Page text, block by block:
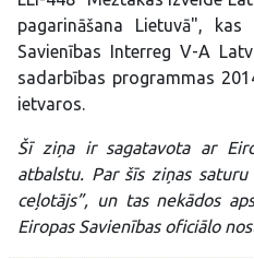
pagarināšana Lietuvā",
Savienības Interreg V-A
sadarbības programmas
ietvaros.
Šī ziņa ir sagatavota ar
atbalstu. Par šīs ziņas
ceļotājs”, un tas nekādos
Eiropas Savienības oficiālo